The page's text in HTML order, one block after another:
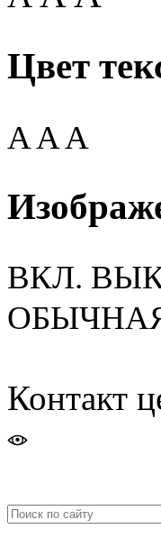
Цвет
AAA
ВКЛ.
Контакт